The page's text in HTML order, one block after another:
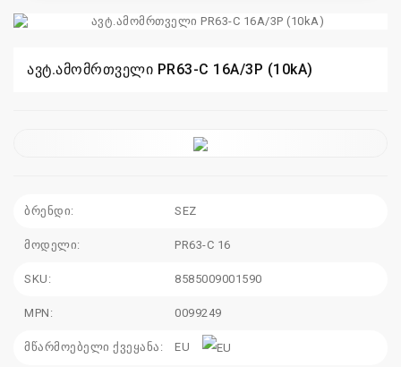
511
ავტ.ამომრთველი PR63-C 16A/3P (10kA)
ბრენდი: SEZ
მოდელი: PR63-C 16
SKU: 8585009001590
MPN: 0099249
მწარმოებელი ქვეყანა: EU